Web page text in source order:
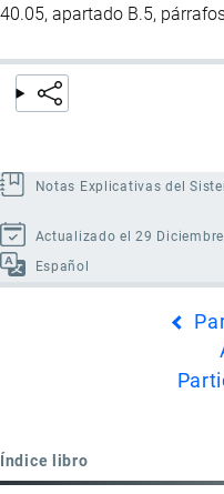
40.05, apartado B.5,
Notas Explicativas del
Actualizado el 29
Español
Índice libro